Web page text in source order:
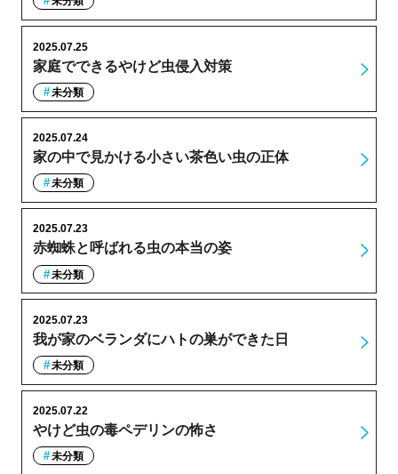
家庭でできるやけど虫侵入対策
2025.07.25
未分類
家の中で見かける小さい茶色い虫の正体
2025.07.24
未分類
赤蜘蛛と呼ばれる虫の本当の姿
2025.07.23
未分類
我が家のベランダにハトの巣ができた日
2025.07.23
未分類
やけど虫の毒ペデリンの怖さ
2025.07.22
未分類